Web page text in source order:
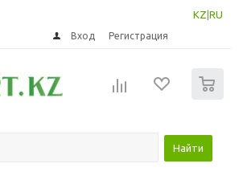
KZ RU
Вход Регистрация
Найти